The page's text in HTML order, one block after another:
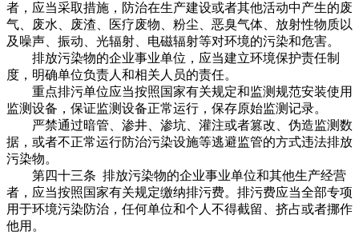
者，应当采取措施，防治在生产建设或者其他活动中产生的废
气、废水、废渣、医疗废物、粉尘、恶臭气体、放射性物质以
及噪声、振动、光辐射、电磁辐射等对环境的污染和危害。
排放污染物的企业事业单位，应当建立环境保护责任制
度，明确单位负责人和相关人员的责任。
重点排污单位应当按照国家有关规定和监测规范安装使用
监测设备，保证监测设备正常运行，保存原始监测记录。
严禁通过暗管、渗井、渗坑、灌注或者篡改、伪造监测数
据，或者不正常运行防治污染设施等逃避监管的方式违法排放
污染物。
第四十三条 排放污染物的企业事业单位和其他生产经营
者，应当按照国家有关规定缴纳排污费。排污费应当全部专项
用于环境污染防治，任何单位和个人不得截留、挤占或者挪作
他用。